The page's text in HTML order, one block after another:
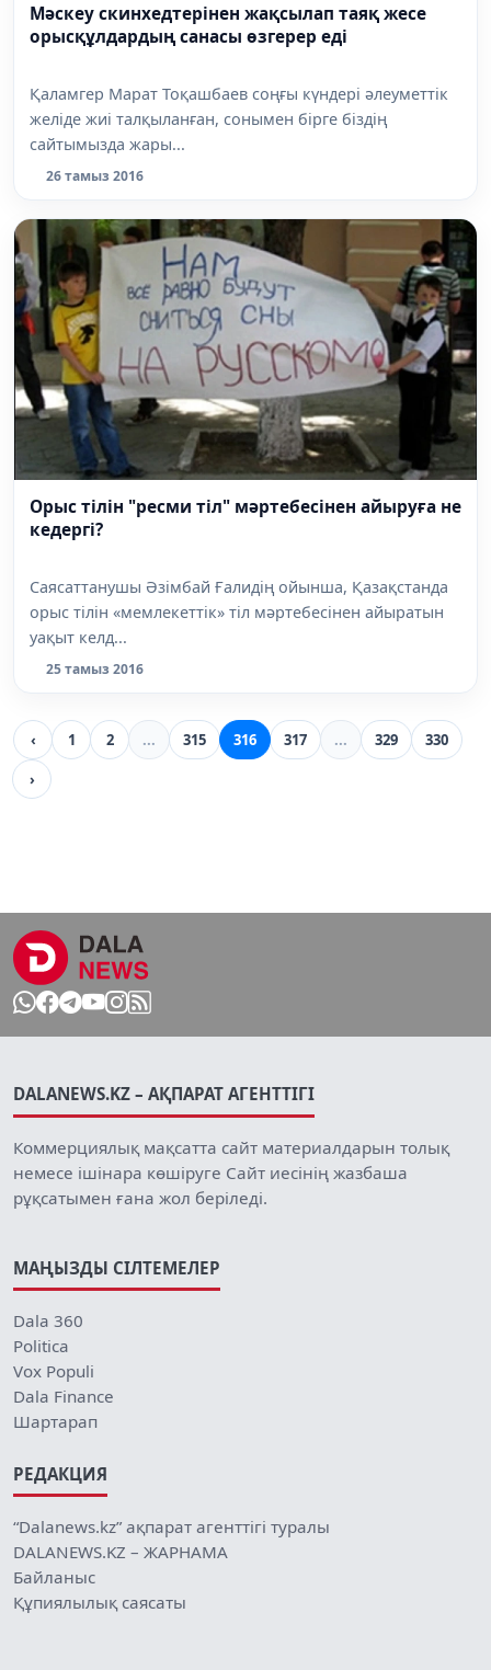
Мәскеу скинхедтерінен жақсылап таяқ жесе
орысқұлдардың санасы өзгерер еді
Қаламгер Марат Тоқашбаев соңғы күндері әлеуметтік
желіде жиі талқыланған, сонымен бірге біздің
сайтымызда жары...
26 тамыз 2016
Орыс тілін "ресми тіл" мәртебесінен айыруға не
кедергі?
Саясаттанушы Әзімбай Ғалидің ойынша, Қазақстанда
орыс тілін «мемлекеттік» тіл мәртебесінен айыратын
уақыт келд...
25 тамыз 2016
‹ 1 2 ... 315 316 317 ... 329
330
›
DALANEWS.KZ – АҚПАРАТ АГЕНТТІГІ
Коммерциялық мақсатта сайт материалдарын толық
немесе ішінара көшіруге Сайт иесінің жазбаша
рұқсатымен ғана жол беріледі.
МАҢЫЗДЫ СІЛТЕМЕЛЕР
Dala 360
Politica
Vox Populi
Dala Finance
Шартарап
РЕДАКЦИЯ
“Dalanews.kz” ақпарат агенттігі туралы
DALANEWS.KZ – ЖАРНАМА
Байланыс
Құпиялылық саясаты